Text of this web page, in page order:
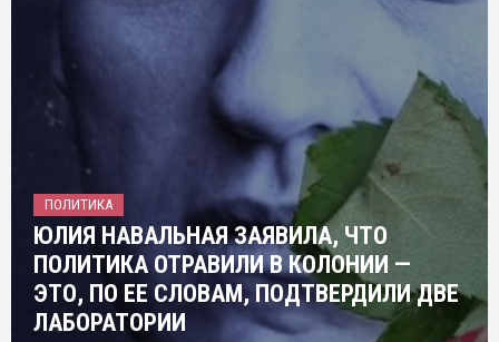
ПОЛИТИКА
ЮЛИЯ НАВАЛЬНАЯ ЗАЯВИЛА, ЧТО
ПОЛИТИКА ОТРАВИЛИ В КОЛОНИИ —
ЭТО, ПО ЕЕ СЛОВАМ, ПОДТВЕРДИЛИ ДВЕ
ЛАБОРАТОРИИ